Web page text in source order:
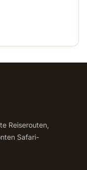
Reiserouten,
Safari-